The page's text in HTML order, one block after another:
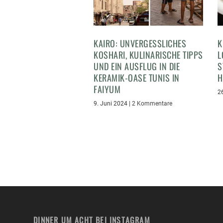
KAIRO: UNVERGESSLICHES
KOSHARI, KULINARISCHE TIPPS
UND EIN AUSFLUG IN DIE
KERAMIK-OASE TUNIS IN
FAIYUM
9. Juni 2024 |2 Kommentare
DINNER UM ACHT BEI INSTAGRAM